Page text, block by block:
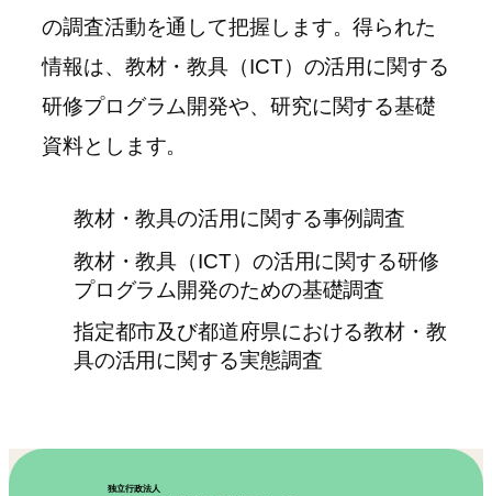
の調査活動を通して把握します。得られた
情報は、教材・教具（ICT）の活用に関する
研修プログラム開発や、研究に関する基礎
資料とします。
教材・教具の活用に関する事例調査
教材・教具（ICT）の活用に関する研修
プログラム開発のための基礎調査
指定都市及び都道府県における教材・教
具の活用に関する実態調査
独立行政法人